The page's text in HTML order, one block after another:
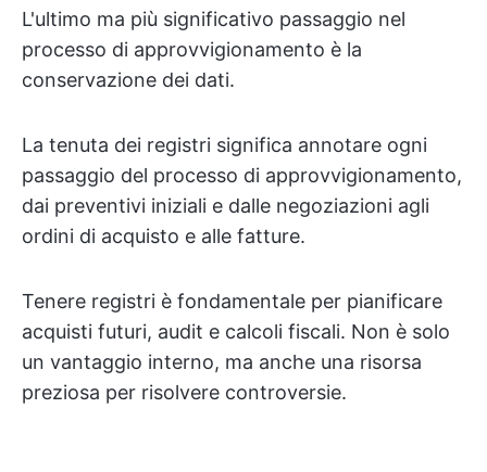
L'ultimo ma più significativo passaggio nel
processo di approvvigionamento è la
conservazione dei dati.
La tenuta dei registri significa annotare ogni
passaggio del processo di approvvigionamento,
dai preventivi iniziali e dalle negoziazioni agli
ordini di acquisto e alle fatture.
Tenere registri è fondamentale per pianificare
acquisti futuri, audit e calcoli fiscali. Non è solo
un vantaggio interno, ma anche una risorsa
preziosa per risolvere controversie.